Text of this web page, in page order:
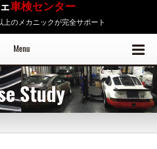
車検センター
のメカニックが完全サポート
Menu
Study